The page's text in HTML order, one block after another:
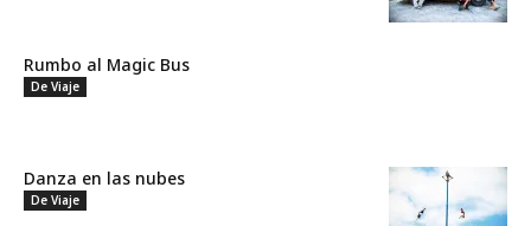
Rumbo al Magic Bus
De Viaje
Danza en las nubes
De Viaje